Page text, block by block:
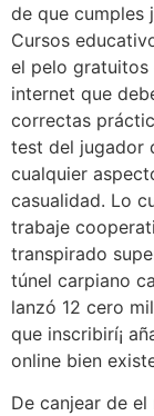
de que cumples
Cursos
el pelo gratuitos
internet que
correctas
test del jugador
cualquier
casualidad. Lo
trabaje
transpirado
túnel carpiano
lanzó 12 cero
que inscribirí¡
online bien
De canjear de